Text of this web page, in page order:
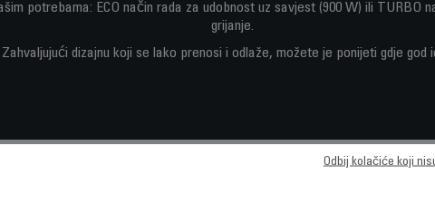
potrebama: ECO način rada za udobnost uz savjest (900 W) ili TURBO
grijanje.
Zahvaljujući dizajnu koji se lako prenosi i odlaže, možete je ponijeti gdje god
Odbij kolačiće koji